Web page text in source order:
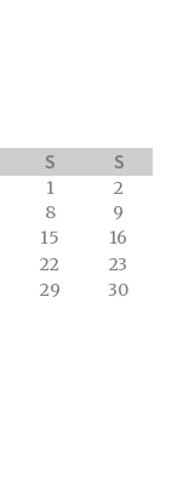
S S
1
2
8
9
15
16
22
23
29
30